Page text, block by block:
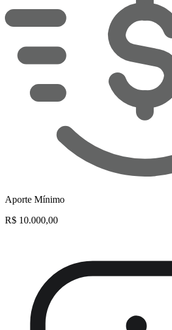
Aporte Mínimo
R$ 10.000,00